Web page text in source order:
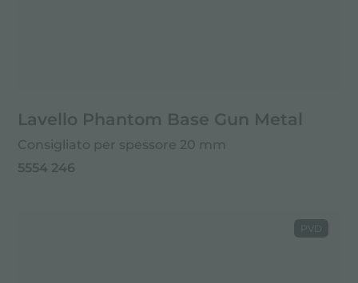
Lavello Phantom Base Gun Metal
Consigliato per spessore 20 mm
5554 246
PVD